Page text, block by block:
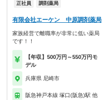
正社員 調剤薬局
有限会社エーケン 中原調剤薬局
家族経営で離職率が非常に低い薬局
です！！
【年収】500万円～550万円モ
デル
兵庫県 尼崎市
阪急神戸本線 塚口(阪急)駅 他